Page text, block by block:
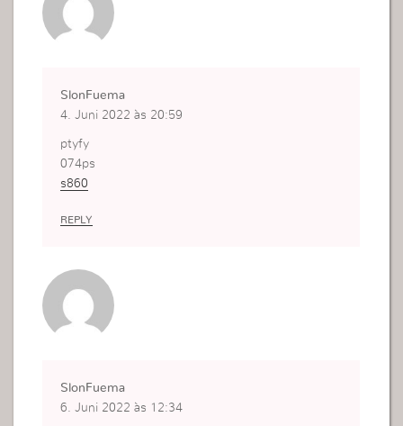
SlonFuema
4. Juni 2022 às 20:59
ptyfy
074ps
s860
REPLY
SlonFuema
6. Juni 2022 às 12:34